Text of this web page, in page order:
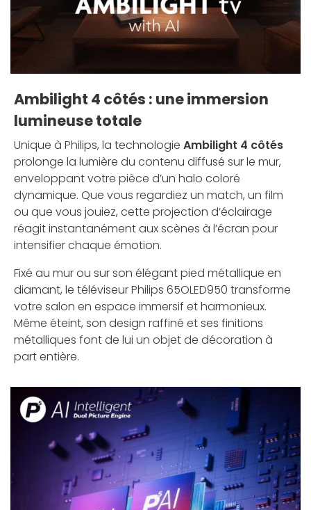
Ambilight 4 côtés : une immersion
lumineuse totale
Unique à Philips, la technologie Ambilight 4 côtés
prolonge la lumière du contenu diffusé sur le mur,
enveloppant votre pièce d’un halo coloré
dynamique. Que vous regardiez un match, un film
ou que vous jouiez, cette projection d’éclairage
réagit instantanément aux scènes à l’écran pour
intensifier chaque émotion.
Fixé au mur ou sur son élégant pied métallique en
diamant, le téléviseur Philips 65OLED950 transforme
votre salon en espace immersif et harmonieux.
Même éteint, son design raffiné et ses finitions
métalliques font de lui un objet de décoration à
part entière.